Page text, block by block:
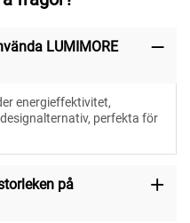
LUMIMORE
energieffektivitet,
perfekta för
på